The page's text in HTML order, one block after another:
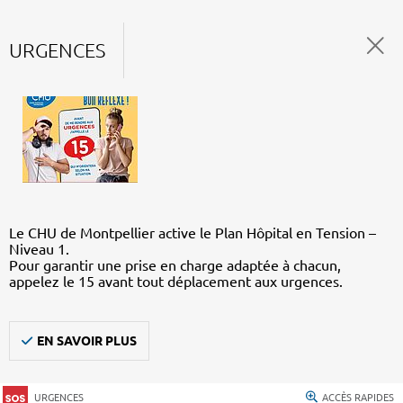
URGENCES
Le CHU de Montpellier active le Plan Hôpital en Tension –
Niveau 1.
Pour garantir une prise en charge adaptée à chacun,
appelez le 15 avant tout déplacement aux urgences.
EN SAVOIR PLUS
URGENCES ACCÈS RAPIDES